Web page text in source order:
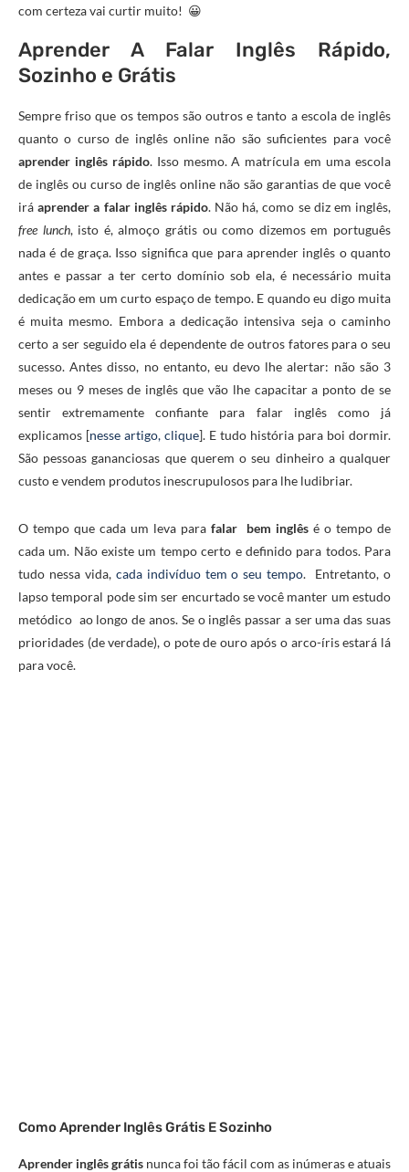
com certeza vai curtir muito! 😀
Aprender A Falar Inglês Rápido,
Sozinho e Grátis
Sempre friso que os tempos são outros e tanto a escola de inglês
quanto o curso de inglês online não são suficientes para você
aprender inglês rápido. Isso mesmo. A matrícula em uma escola
de inglês ou curso de inglês online não são garantias de que você
iráaprender a falar inglês rápido. Não há, como se diz em inglês,
free lunch, isto é, almoço grátis ou como dizemos em português
nada é de graça. Isso significa que para aprender inglês o quanto
antes e passar a ter certo domínio sob ela, é necessário muita
dedicação em um curto espaço de tempo. E quando eu digo muita
é muita mesmo. Embora a dedicação intensiva seja o caminho
certo a ser seguido ela é dependente de outros fatores para o seu
sucesso. Antes disso, no entanto, eu devo lhe alertar: não são 3
meses ou 9 meses de inglês que vão lhe capacitar a ponto de se
sentir extremamente confiante para falar inglês como já
explicamos [nesse artigo, clique]. E tudo história para boi dormir.
São pessoas gananciosas que querem o seu dinheiro a qualquer
custo e vendem produtos inescrupulosos para lhe ludibriar.
O tempo que cada um leva para falar bem inglês é o tempo de
cada um. Não existe um tempo certo e definido para todos. Para
tudo nessa vida, cada indivíduo tem o seu tempo. Entretanto, o
lapso temporal pode sim ser encurtado se você manter um estudo
metódico ao longo de anos. Se o inglês passar a ser uma das suas
prioridades (de verdade), o pote de ouro após o arco-íris estará lá
para você.
Como Aprender Inglês Grátis E Sozinho
Aprender inglês grátis nunca foi tão fácil com as inúmeras e atuais